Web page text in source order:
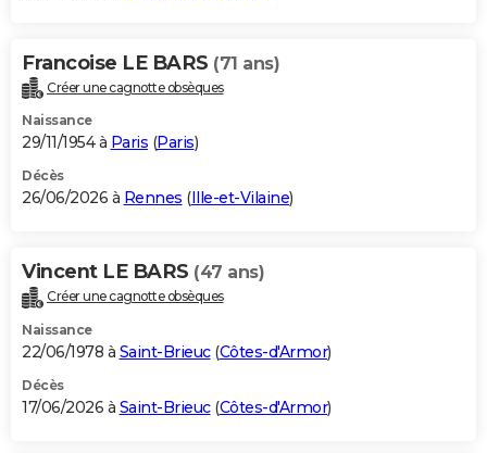
Francoise LE BARS (71 ans)
Créer une cagnotte obsèques
Naissance
29/11/1954 à Paris (Paris)
Décès
26/06/2026 à Rennes (Ille-et-Vilaine)
Vincent LE BARS (47 ans)
Créer une cagnotte obsèques
Naissance
22/06/1978 à Saint-Brieuc(Côtes-d'Armor)
Décès
17/06/2026 à Saint-Brieuc(Côtes-d'Armor)